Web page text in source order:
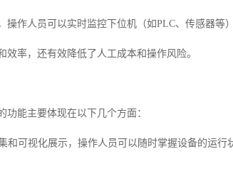
操作人员可以实时监控下位机（如PLC、传感器等
效率，还有效降低了人工成本和操作风险。
能主要体现在以下几个方面：
和可视化展示，操作人员可以随时掌握设备的运行